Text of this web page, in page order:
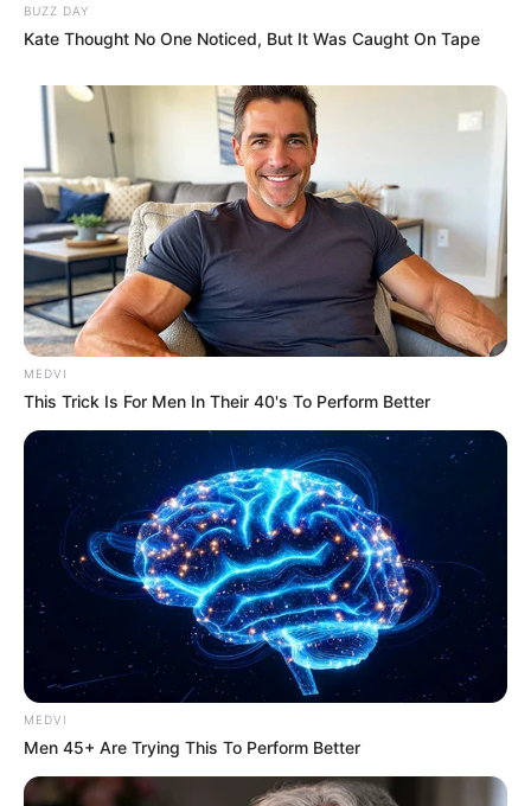
06/12/2017
Tembus ga ke humvee itu meriamnya.. kl kena
hajar javelin atau agm hellfire apa kah kru baik2
saja 100% aman??
Startrek 05/12/2017
pemandu Darto.. ??
T-80 05/12/2017
yg jelas untuk melindungi pergerakan infantri dan
kavaleri marinir BVP-2 tidak bisa diandalkan
karena kanon 30mm berjarak tembak terbatas…
dan tidak dikususkan untuk AA, tunguskha atau
shilka mungkin lebih baik
Sudah dijelaskan diatas,,,
BUZZ DAY
Kate Thought No One Noticed, But It Was Caught On Tape
MEDVI
This Trick Is For Men In Their 40's To Perform Better
MEDVI
Men 45+ Are Trying This To Perform Better